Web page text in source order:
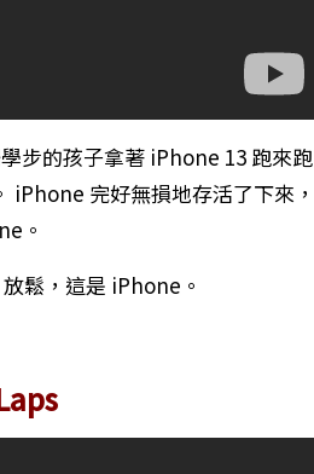
步的孩子拿著 iPhone 13 跑來跑
iPhone 完好無損地存活了下來，
。
鬆，這是 iPhone。